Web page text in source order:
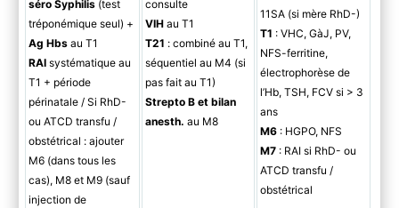
séro Syphilis (test
tréponémique seul) +
Ag Hbs au T1
RAI systématique au
T1 + période
périnatale / Si RhD-
ou ATCD transfu /
obstétrical : ajouter
M6 (dans tous les
cas), M8 et M9 (sauf
injection de
consulte
VIH au T1
T21 : combiné au T1,
séquentiel au M4 (si
pas fait au T1)
Strepto B et bilan
anesth. au M8
11SA (si mère RhD-)
T1 : VHC, GàJ, PV,
NFS-ferritine,
électrophorèse de
l’Hb, TSH, FCV si > 3
ans
M6 : HGPO, NFS
M7 : RAI si RhD- ou
ATCD transfu /
obstétrical